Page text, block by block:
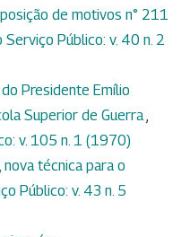
de motivos n° 211
Serviço Público: v. 40 n. 2
Presidente Emílio
Superior de Guerra,
v. 105 n. 1 (1970)
nova técnica para o
Público: v. 43 n. 5